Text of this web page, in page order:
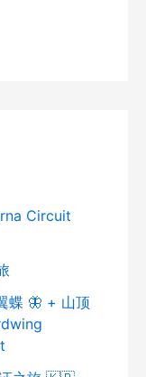
Circuit
蝶 🦋 + 山顶